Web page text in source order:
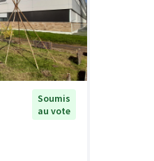
Soumis
au vote